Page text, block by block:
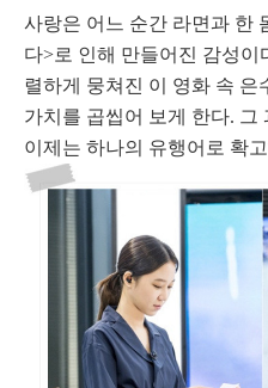
사랑은 어느 순간 라면과 한
다>로 인해 만들어진 감성
렬하게 뭉쳐진 이 영화 속
가치를 곱씹어 보게 한다.
이제는 하나의 유행어로 확